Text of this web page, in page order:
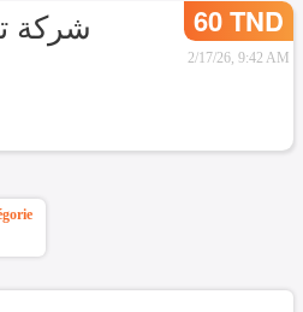
شركة
60 TND
2/17/26, 9:42 AM